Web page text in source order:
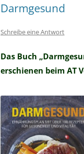
Darmgesund
Schreibe eine Antwort
Das Buch
erschienen beim AT